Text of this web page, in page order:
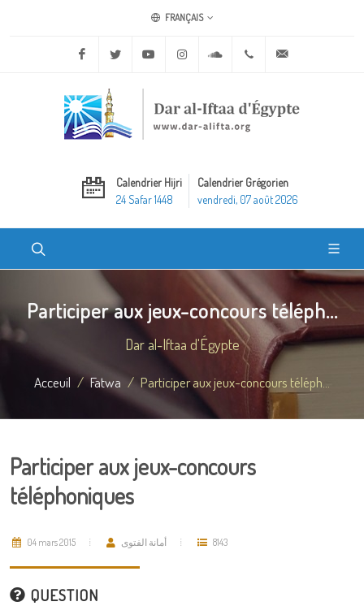
FRANÇAIS
Facebook Twitter Youtube Instagram Soundcloud+20 2 25970400
Calendrier Hijri
24 Safar 1448
Calendrier Grégorien
vendredi, 07 août 2026
Participer aux jeux-concours téléph...
Dar al-Iftaa d'Égypte
Acceuil Fatwa Participer aux jeux-concours téléph...
Participer aux jeux-concours
téléphoniques
04 mars 2015 أمانة الفتوى 8143
QUESTION